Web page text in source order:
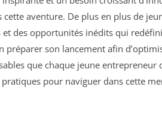
aventure. De plus en plus de
et des opportunités inédits qui
préparer son lancement afin
que chaque jeune entrepreneur
pour naviguer dans cette